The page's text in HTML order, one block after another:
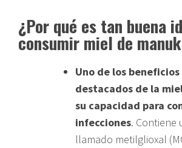
¿Por qué es tan buena
consumir miel de
Uno de los beneficios
destacados de la
su capacidad para
infecciones. Contiene
llamado metilglioxal